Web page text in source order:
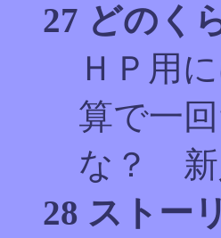
27 どのく
ＨＰ用
算で一
な？ 新
28 ストー